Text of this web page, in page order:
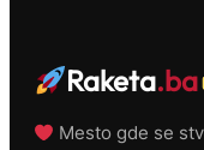
Raketa.ba
Mesto gde se